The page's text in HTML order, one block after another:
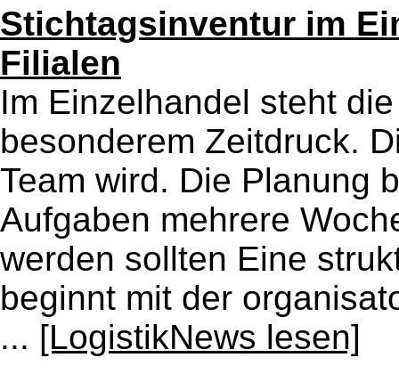
Stichtagsinventur im
Filialen
Im Einzelhandel steht
besonderem Zeitdruck.
Team wird. Die Planung
Aufgaben mehrere
werden sollten Eine
beginnt mit der
... [LogistikNews lesen]